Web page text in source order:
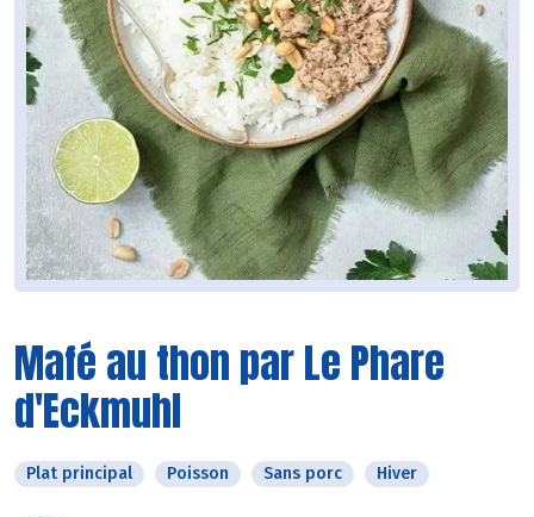
Mafé au thon par Le Phare
d'Eckmuhl
Plat principal Poisson Sans porc Hiver